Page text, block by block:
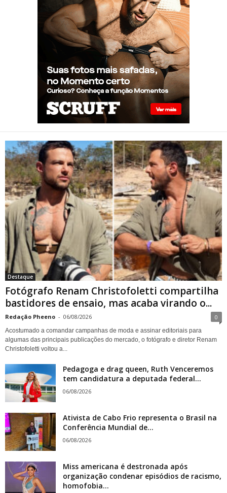
Ratinho constrange cantor
sertanejo com comentário
homofóbico ao vivo no SBT:
“Você está com uma cara de
viado”
Fotógrafo Renam
Christofoletti compartilha
bastidores de ensaio, mas
acaba virando o centro das
atenções
Destaque
Fotógrafo Renam Christofoletti compartilha
bastidores de ensaio, mas acaba virando o...
Redação Pheeno - 06/08/2026 0
Acostumado a comandar campanhas de moda e assinar editoriais para
algumas das principais publicações do mercado, o fotógrafo e diretor Renam
Christofoletti voltou a...
Pedagoga e drag queen, Ruth Venceremos
tem candidatura a deputada federal...
06/08/2026
Ativista de Cabo Frio representa o Brasil na
Conferência Mundial de...
06/08/2026
Miss americana é destronada após
organização condenar episódios de racismo,
homofobia...